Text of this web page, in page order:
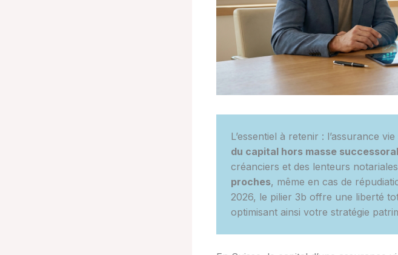
L’essentiel à retenir : l’assurance
du capital hors masse
créanciers et des lenteurs
proches, même en cas de
2026, le pilier 3b offre une liberté
optimisant ainsi votre stratégie